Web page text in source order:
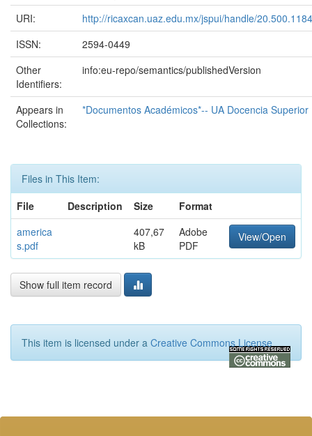
URI:
http://ricaxcan.uaz.edu.mx/jspui/handle/
ISSN:
2594-0449
Other
Identifiers:
info:eu-repo/semantics/publishedVersion
Appears in
Collections:
*Documentos Académicos*-- UA Docencia Superior
Files in This Item:
File
Description Size
Format
america
s.pdf
407,67
kB
Adobe
PDF
View/Open
Show full item record
This item is licensed under a Creative Commons License